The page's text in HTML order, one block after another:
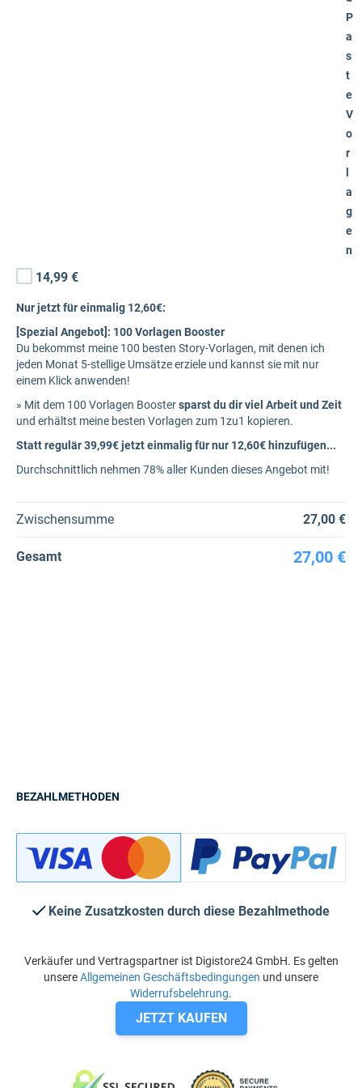
P
a
s
t
e
V
o
r
a
g
e
n
14,99 €
Nur jetzt für einmalig 12,60€:
[Spezial Angebot]: 100 Vorlagen Booster
Du bekommst meine 100 besten Story-Vorlagen, mit denen ich
jeden Monat 5-stellige Umsätze erziele und kannst sie mit nur
einem Klick anwenden!
» Mit dem 100 Vorlagen Boostersparst du dir viel Arbeit und Zeit
und erhältst meine besten Vorlagen zum 1zu1 kopieren.
Statt regulär 39,99€ jetzt einmalig für nur 12,60€ hinzufügen...
Durchschnittlich nehmen 78% aller Kunden dieses Angebot mit!
Zwischensumme 27,00 €
Gesamt 27,00 €
BEZAHLMETHODEN
Keine Zusatzkosten durch diese Bezahlmethode
Verkäufer und Vertragspartner ist Digistore24 GmbH. Es gelten
unsereAllgemeinen Geschäftsbedingungen und unsere
Widerrufsbelehrung.
JETZT KAUFEN